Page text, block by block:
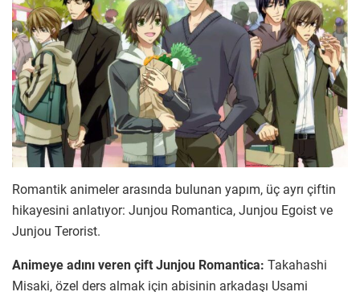
Romantik animeler arasında bulunan yapım, üç ayrı çiftin
hikayesini anlatıyor: Junjou Romantica, Junjou Egoist ve
Junjou Terorist.
Animeye adını veren çift Junjou Romantica: Takahashi
Misaki, özel ders almak için abisinin arkadaşı Usami